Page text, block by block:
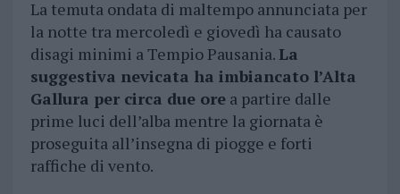
La temuta ondata di maltempo annunciata per
la notte tra mercoledì e giovedì ha causato
disagi minimi a Tempio Pausania.La
suggestiva nevicata ha imbiancato l’Alta
Gallura per circa due orea partire dalle
prime luci dell’alba mentre la giornata è
proseguita all’insegna di piogge e forti
raffiche di vento.